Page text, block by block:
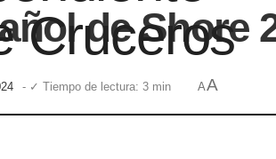
de Shore
- ✓ Tiempo de lectura: 3 min AA